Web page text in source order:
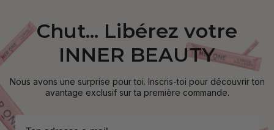
Chut... Libérez votre
INNER BEAUTY
Nous avons une surprise pour toi. Inscris-toi pour découvrir ton
avantage exclusif sur ta première commande.